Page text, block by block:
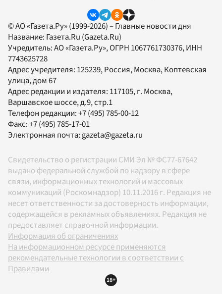
© АО «Газета.Ру» (1999-2026) – Главные новости дня
Название: Газета.Ru (Gazeta.Ru)
Учредитель:АО «Газета.Ру», ОГРН 1067761730376, ИНН
7743625728
Адрес учредителя: 125239, Россия, Москва, Коптевская
улица, дом 67
Адрес редакции и издателя: 117105, г. Москва,
Варшавское шоссе, д.9, стр.1
Телефон редакции:+7 (495) 785-00-12
Факс:+7 (495) 785-17-01
Электронная почта: gazeta@gazeta.ru
Свидетельство о регистрации СМИ Эл № ФС77-67642
выдано федеральной службой по надзору в сфере
связи, информационных технологий и массовых
коммуникаций (Роскомнадзор) 10.11.2016 г. Редакция не
несет ответственности за достоверность информации,
содержащейся в рекламных объявлениях. Редакция не
предоставляет справочной информации.
Информация об ограничениях
На информационном ресурсе применяются
рекомендательные технологии в соответствии с
Правилами
18+